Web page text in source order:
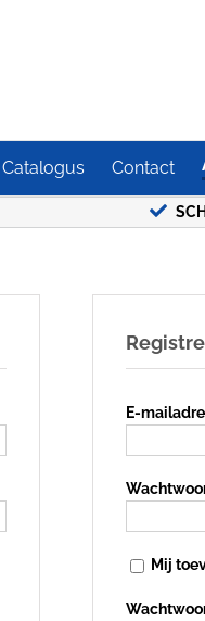
Catalogus Contact
E-
Mij